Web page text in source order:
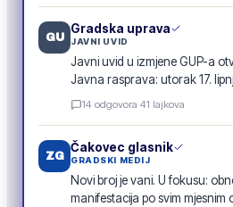
GU
Gradska uprava
JAVNI UVID
Javni uvid u izmjene GUP-a
Javna rasprava: utorak 17.
14 odgovora·41 lajkova
ZG
Čakovec glasnik
GRADSKI MEDIJ
Novi broj je vani. U fokusu:
manifestacija po svim
Čakovec glasnik · lipanj